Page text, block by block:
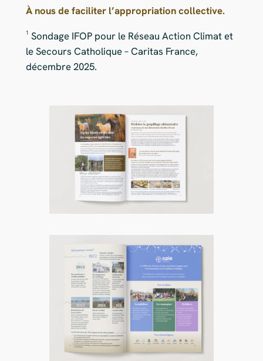
À nous de faciliter l’appropriation collective.
¹ Sondage IFOP pour le Réseau Action Climat et
le Secours Catholique – Caritas France,
décembre 2025.